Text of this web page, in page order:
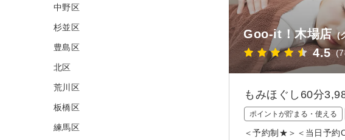
Goo-it！木場店 (
4.5
もみほぐし60分
ポイントが貯まる・使える
＜予約制★＞＜当日予約
中野区
杉並区
豊島区
北区
荒川区
板橋区
練馬区